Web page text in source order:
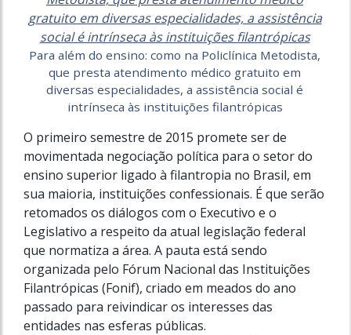
Para além do ensino: como na Policlínica Metodista,
que presta atendimento médico gratuito em
diversas especialidades, a assistência social é
intrínseca às instituições filantrópicas
O primeiro semestre de 2015 promete ser de
movimentada negociação política para o setor do
ensino superior ligado à filantropia no Brasil, em
sua maioria, instituições confessionais. É que serão
retomados os diálogos com o Executivo e o
Legislativo a respeito da atual legislação federal
que normatiza a área. A pauta está sendo
organizada pelo Fórum Nacional das Instituições
Filantrópicas (Fonif), criado em meados do ano
passado para reivindicar os interesses das
entidades nas esferas públicas.